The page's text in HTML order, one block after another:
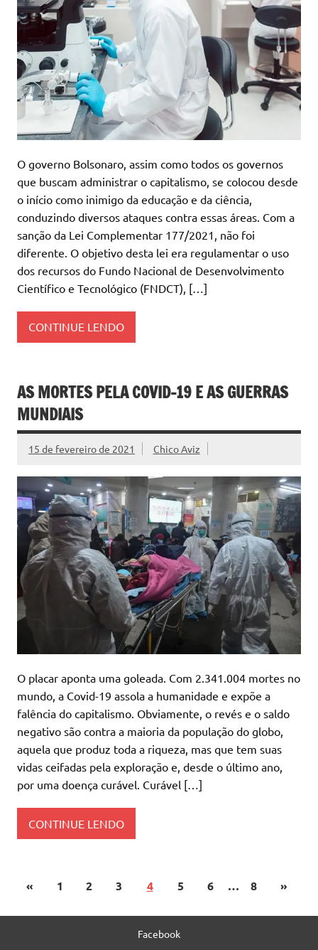
O governo Bolsonaro, assim como todos os governos
que buscam administrar o capitalismo, se colocou desde
o início como inimigo da educação e da ciência,
conduzindo diversos ataques contra essas áreas. Com a
sanção da Lei Complementar 177/2021, não foi
diferente. O objetivo desta lei era regulamentar o uso
dos recursos do Fundo Nacional de Desenvolvimento
Científico e Tecnológico (FNDCT), […]
CONTINUE LENDO
AS MORTES PELA COVID-19 E AS GUERRAS
MUNDIAIS
15 de fevereiro de 2021 Chico Aviz
O placar aponta uma goleada. Com 2.341.004 mortes no
mundo, a Covid-19 assola a humanidade e expõe a
falência do capitalismo. Obviamente, o revés e o saldo
negativo são contra a maioria da população do globo,
aquela que produz toda a riqueza, mas que tem suas
vidas ceifadas pela exploração e, desde o último ano,
por uma doença curável. Curável […]
CONTINUE LENDO
« 1 2 3 4 5 6 … 8 »
Facebook